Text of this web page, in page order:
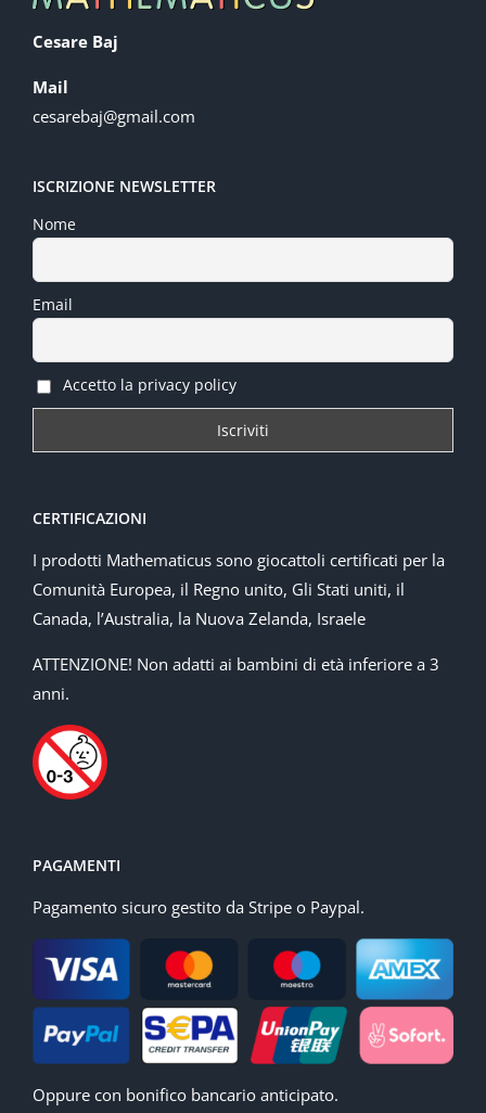
Cesare Baj
Mail
cesarebaj@gmail.com
ISCRIZIONE NEWSLETTER
Nome
Email
Accetto la privacy policy
CERTIFICAZIONI
I prodotti Mathematicus sono giocattoli certificati per la
Comunità Europea, il Regno unito, Gli Stati uniti, il
Canada, l’Australia, la Nuova Zelanda, Israele
ATTENZIONE! Non adatti ai bambini di età inferiore a 3
anni.
PAGAMENTI
Pagamento sicuro gestito da Stripe o Paypal.
Oppure con bonifico bancario anticipato.